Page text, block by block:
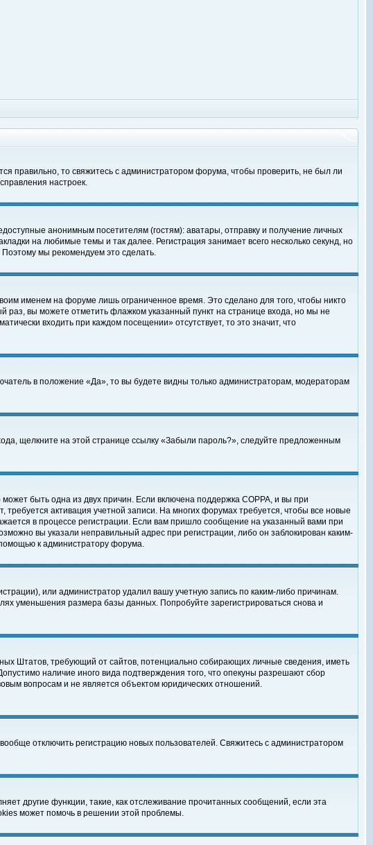
правильно, то свяжитесь с администратором форума, чтобы проверить, не был ли
настроек.
анонимным посетителям (гостям): аватары, отправку и получение личных
на любимые темы и так далее. Регистрация занимает всего несколько секунд, но
мы рекомендуем это сделать.
именем на форуме лишь ограниченное время. Это сделано для того, чтобы никто
раз, вы можете отметить флажком указанный пункт на странице входа, но мы не
входить при каждом посещении» отсутствует, то это значит, что
в положение «Да», то вы будете видны только администраторам, модераторам
щелкните на этой странице ссылку «Забыли пароль?», следуйте предложенным
быть одна из двух причин. Если включена поддержка COPPA, и вы при
активация учетной записи. На многих форумах требуется, чтобы все новые
в процессе регистрации. Если вам пришло сообщение на указанный вами при
вы указали неправильный адрес при регистрации, либо он заблокирован каким-
к администратору форума.
или администратор удалил вашу учетную запись по каким-либо причинам.
уменьшения размера базы данных. Попробуйте зарегистрироваться снова и
Штатов, требующий от сайтов, потенциально собирающих личные сведения, иметь
наличие иного вида подтверждения того, что опекуны разрешают сбор
вопросам и не является объектом юридических отношений.
отключить регистрацию новых пользователей. Свяжитесь с администратором
другие функции, такие, как отслеживание прочитанных сообщений, если эта
может помочь в решении этой проблемы.